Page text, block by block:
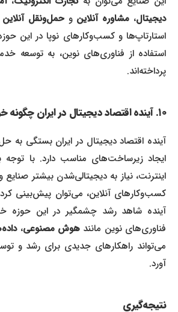
دیجیتال،مشاوره آنلاینو حمل‌ونقل آنلاین
استارتاپ‌ها و کسب‌وکارهای نوپا در این
استفاده از فناوری‌های نوین، به توسعه
پرداخته‌اند.
آینده اقتصاد دیجیتال در ایران بستگی به
ایجاد زیرساخت‌های مناسب دارد. با توجه به
اینترنت، نیاز به دیجیتالی‌شدن بیشتر صنایع
کسب‌وکارهای آنلاین، می‌توان پیش‌بینی کرد
آینده شاهد رشد چشمگیر در این حوزه
فناوری‌های نوین مانندهوش مصنوعی،
می‌تواند راهکارهای جدیدی برای رشد و
آورد.
نتیجه‌گیری